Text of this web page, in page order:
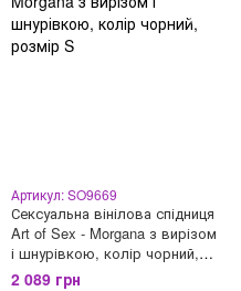
Артикул: SO9669
Сексуальна вінілова спідниця
Art of Sex - Morgana з вирізом
і шнурівкою, колір чорний,
розмір S
2 089 грн